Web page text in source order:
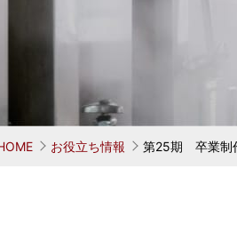
味へのこだわり
業務用中華麺シリーズ
独立開業の為の極意を
学ぶ 鳥居式らーめん塾
ラーメン
お考
会社概要
百年麺工房 公式
お役立ち情報 第25期 卒業制